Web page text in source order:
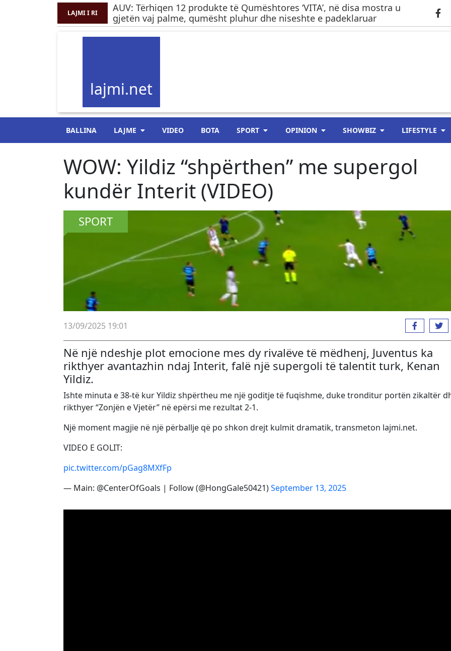
LAJMI I RI
AUV: Tërhiqen 12 produkte të Qumështores ‘VITA’, në disa mostra u
gjetën vaj palme, qumësht pluhur dhe niseshte e padeklaruar
lajmi.net
BALLINA LAJME VIDEO BOTA SPORT OPINION SHOWBIZ LIFESTYLE
WOW: Yildiz “shpërthen” me supergol
kundër Interit (VIDEO)
SPORT
13/09/2025 19:01
Në një ndeshje plot emocione mes dy rivalëve të mëdhenj, Juventus ka
rikthyer avantazhin ndaj Interit, falë një supergoli të talentit turk, Kenan
Yildiz.
Ishte minuta e 38-të kur Yildiz shpërtheu me një goditje të fuqishme, duke tronditur portën zikaltër
rikthyer “Zonjën e Vjetër” në epërsi me rezultat 2-1.
Një moment magjie në një përballje që po shkon drejt kulmit dramatik, transmeton lajmi.net.
VIDEO E GOLIT:
pic.twitter.com/pGag8MXfFp
— Main: @CenterOfGoals | Follow (@HongGale50421)September 13, 2025